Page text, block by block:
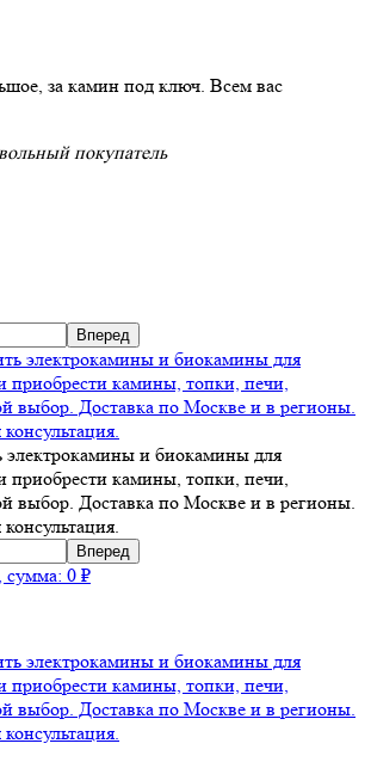
за камин под ключ. Всем вас
покупатель
электрокамины и биокамины для
приобрести камины, топки, печи,
выбор. Доставка по Москве и в регионы.
сумма: 0 ₽